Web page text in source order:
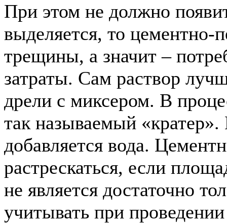
При этом не должно
выделяется, то цементно-
трещины, а значит –
затраты. Сам раствор
дрели с миксером. В
так называемый
добавляется вода.
растрескаться, если
не является достаточно
учитывать при